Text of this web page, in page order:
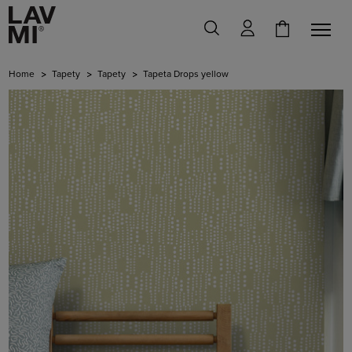
Home Tapety Tapety Tapeta Drops yellow